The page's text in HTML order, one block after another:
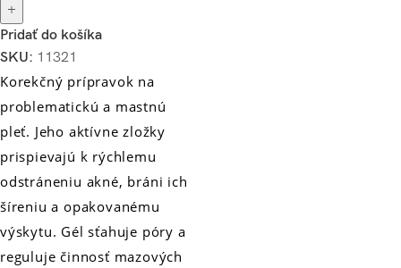
+
Pridať do košíka
SKU: 11321
Korekčný prípravok na
problematickú a mastnú
pleť. Jeho aktívne zložky
prispievajú k rýchlemu
odstráneniu akné, bráni ich
šíreniu a opakovanému
výskytu. Gél sťahuje póry a
reguluje činnosť mazových